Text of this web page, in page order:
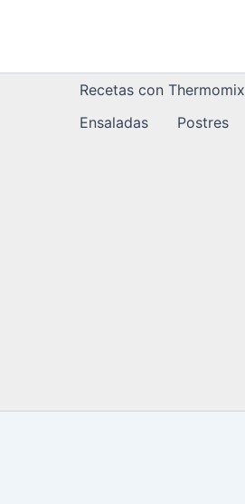
Recetas con Thermomix
Ensaladas
Postres